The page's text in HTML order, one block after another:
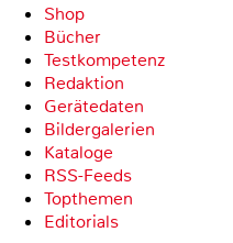
Shop
Bücher
Testkompetenz
Redaktion
Gerätedaten
Bildergalerien
Kataloge
RSS-Feeds
Topthemen
Editorials